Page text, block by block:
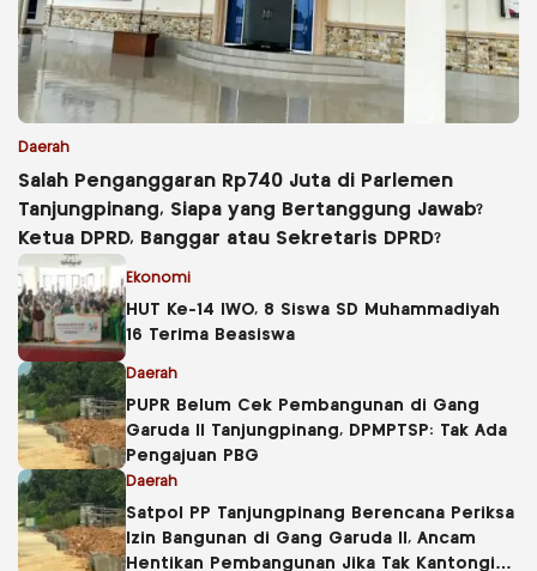
Daerah
Salah Penganggaran Rp740 Juta di Parlemen
Tanjungpinang, Siapa yang Bertanggung Jawab?
Ketua DPRD, Banggar atau Sekretaris DPRD?
Ekonomi
HUT Ke-14 IWO, 8 Siswa SD Muhammadiyah
16 Terima Beasiswa
Daerah
PUPR Belum Cek Pembangunan di Gang
Garuda II Tanjungpinang, DPMPTSP: Tak Ada
Pengajuan PBG
Daerah
Satpol PP Tanjungpinang Berencana Periksa
Izin Bangunan di Gang Garuda II, Ancam
Hentikan Pembangunan Jika Tak Kantongi